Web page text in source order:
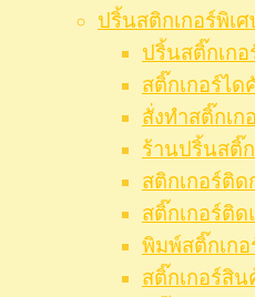
ปริ้นสติกเกอร์พิเศ
ปริ้นสติ๊กเกอ
สติ๊กเกอร์ไ
สั่งทำสติ๊กเก
ร้านปริ้นสติ๊ก
สติกเกอร์ติด
สติ๊กเกอร์ติ
พิมพ์สติ๊กเก
สติ๊กเกอร์สิน